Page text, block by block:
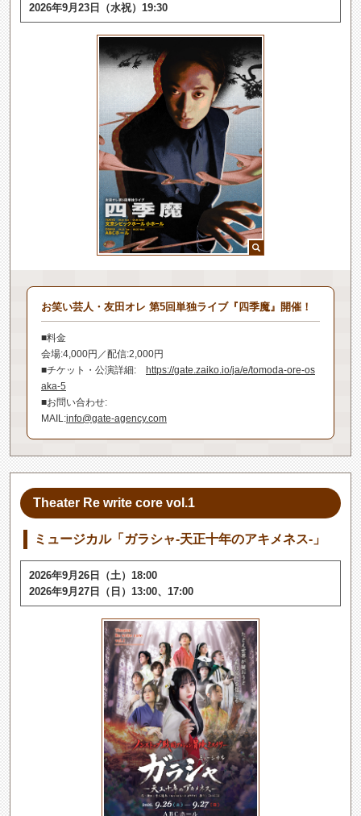
2026年9月23日（水祝）19:30
お笑い芸人・友田オレ 第5回単独ライブ『四季魔』開催！
■料金
会場:4,000円／配信:2,000円
■チケット・公演詳細:
https://gate.zaiko.io/ja/e/tomoda-ore-os
aka-5
■お問い合わせ:
MAIL:info@gate-agency.com
Theater Re write core vol.1
ミュージカル「ガラシャ-天正十年のアキメネス-」
2026年9月26日（土）18:00
2026年9月27日（日）13:00、17:00